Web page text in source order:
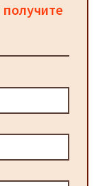
получите